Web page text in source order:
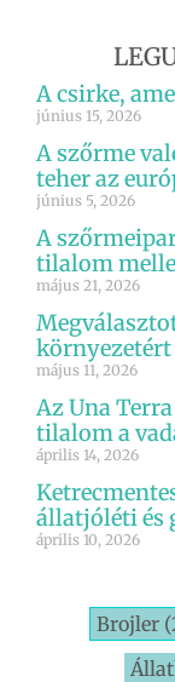
A csirke,
június 15, 2026
A szőrme
teher az
június 5, 2026
A
tilalom
május 21, 2026
május 11, 2026
Az Una
tilalom a
április 14, 2026
állatjóléti és
április 10, 2026
Brojler